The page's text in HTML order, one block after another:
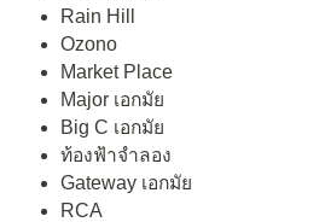
Rain Hill
Ozono
Market Place
Major เอกมัย
Big C เอกมัย
ท้องฟ้าจำลอง
Gateway เอกมัย
RCA